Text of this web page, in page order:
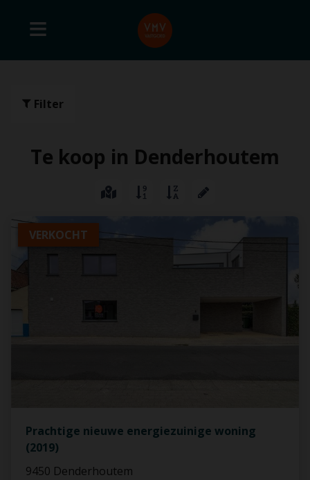
Filter
Te koop in Denderhoutem
VERKOCHT
Prachtige nieuwe energiezuinige woning
(2019)
9450 Denderhoutem